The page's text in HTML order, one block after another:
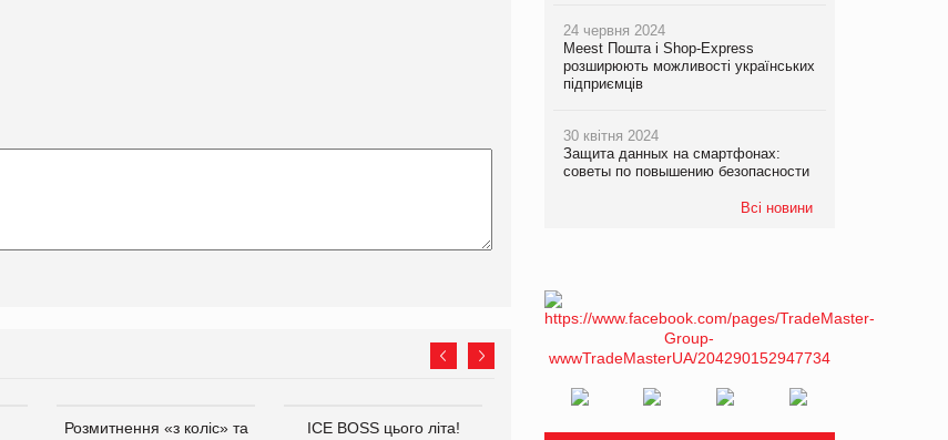
Розмитнення «з коліс» та
ICE BOSS цього літа!
24 червня 2024
Meest Пошта і Shop-Express
розширюють можливості українських
підприємців
30 квітня 2024
Защита данных на смартфонах:
советы по повышению безопасности
Всі новини